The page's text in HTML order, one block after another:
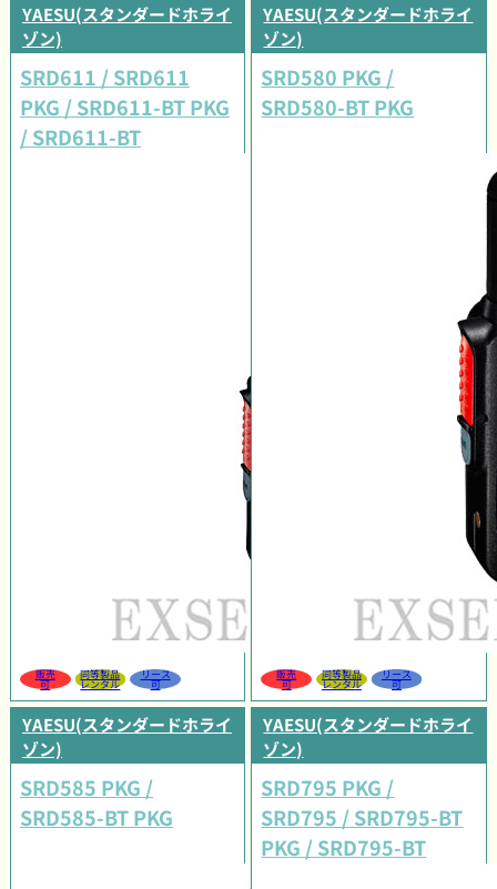
YAESU(スタンダードホライ
ゾン)
SRD611 / SRD611
PKG / SRD611-BT PKG
/ SRD611-BT
販売
可
同等製品
レンタル
リース
可
YAESU(スタンダードホライ
ゾン)
SRD580 PKG /
SRD580-BT PKG
販売
可
同等製品
レンタル
リース
可
YAESU(スタンダードホライ
ゾン)
SRD585 PKG /
SRD585-BT PKG
YAESU(スタンダードホライ
ゾン)
SRD795 PKG /
SRD795 / SRD795-BT
PKG / SRD795-BT